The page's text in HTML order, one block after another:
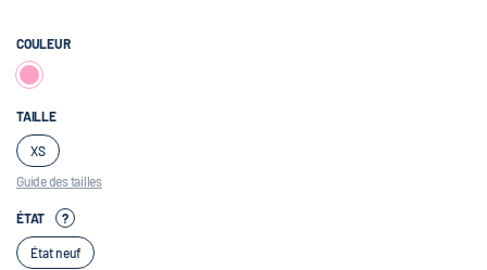
COULEUR
TAILLE
XS
Guide des tailles
ÉTAT ?
État neuf